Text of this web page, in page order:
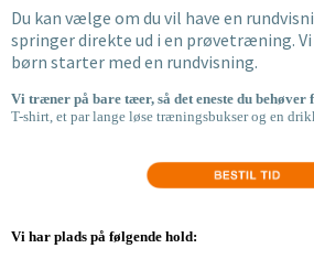
Du kan vælge om du vil have en
springer direkte ud i en prøvetræning.
børn starter med en rundvisning.
Vi træner på bare tæer, så det eneste du
T-shirt, et par lange løse træningsbukser og en
Vi har plads på følgende hold: